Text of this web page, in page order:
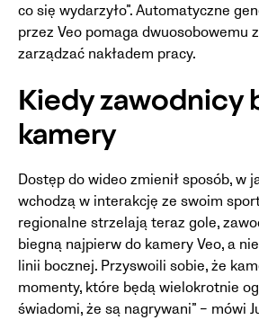
co się wydarzyło”. Automatyczne
przez Veo pomaga dwuosobowemu
zarządzać nakładem pracy.
Kiedy zawodnicy
kamery
Dostęp do wideo zmienił sposób, w
wchodzą w interakcję ze swoim
regionalne strzelają teraz gole,
biegną najpierw do kamery Veo, a
linii bocznej. Przyswoili sobie, że
momenty, które będą wielokrotnie
świadomi, że są nagrywani” – mówi